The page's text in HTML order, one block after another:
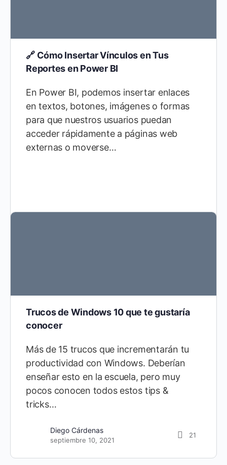
🔗 Cómo Insertar Vínculos en Tus
Reportes en Power BI
En Power BI, podemos insertar enlaces
en textos, botones, imágenes o formas
para que nuestros usuarios puedan
acceder rápidamente a páginas web
externas o moverse…
Trucos de Windows 10 que te gustaría
conocer
Más de 15 trucos que incrementarán tu
productividad con Windows. Deberían
enseñar esto en la escuela, pero muy
pocos conocen todos estos tips &
tricks…
Diego Cárdenas
septiembre 10, 2021
21